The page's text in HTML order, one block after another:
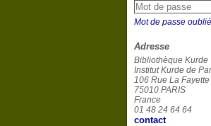
Mot de passe
Adresse
Bibliothèque Kurde
Institut Kurde de
106 Rue La Fayette
75010 PARIS
France
01 48 24 64 64
contact